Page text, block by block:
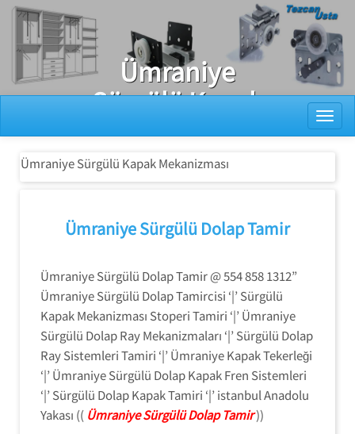
Ray Dolap Tamiri
Ümraniye
Sürgülü Kapak
Mekanizması
Ümraniye Sürgülü Kapak Mekanizması
Ümraniye Sürgülü Dolap Tamir
Ümraniye Sürgülü Dolap Tamir @ 554 858 1312”
Ümraniye Sürgülü Dolap Tamircisi ‘|’ Sürgülü
Kapak Mekanizması Stoperi Tamiri ‘|’ Ümraniye
Sürgülü Dolap Ray Mekanizmaları ‘|’ Sürgülü Dolap
Ray Sistemleri Tamiri ‘|’ Ümraniye Kapak Tekerleği
‘|’ Ümraniye Sürgülü Dolap Kapak Fren Sistemleri
‘|’ Sürgülü Dolap Kapak Tamiri ‘|’ istanbul Anadolu
Yakası (( Ümraniye Sürgülü Dolap Tamir))